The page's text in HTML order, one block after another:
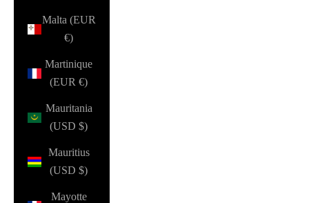
Malta (EUR
€)
Martinique
(EUR €)
Mauritania
(USD $)
Mauritius
(USD $)
Mayotte